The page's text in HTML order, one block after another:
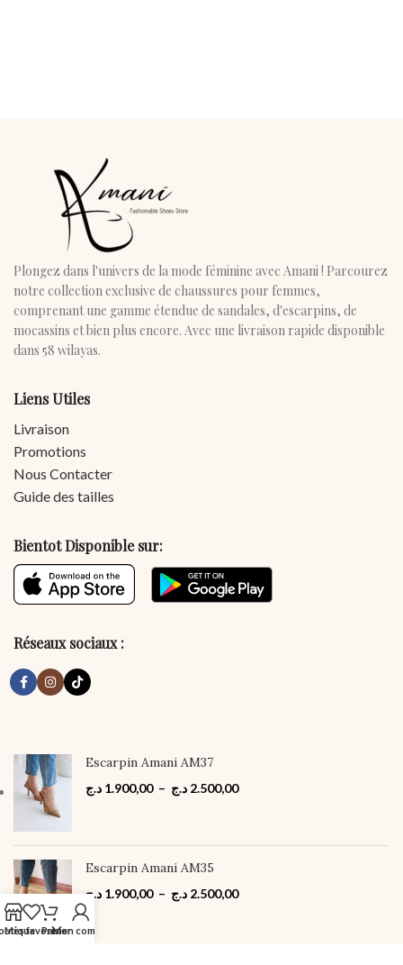
Plongez dans l'univers de la mode féminine avec Amani ! Parcourez
notre collection exclusive de chaussures pour femmes,
comprenant une gamme étendue de sandales, d'escarpins, de
mocassins et bien plus encore. Avec une livraison rapide disponible
dans 58 wilayas.
Liens Utiles
Livraison
Promotions
Nous Contacter
Guide des tailles
Bientot Disponible sur:
Réseaux sociaux :
Escarpin Amani AM37
1.900,00 د.ج – 2.500,00 د.ج
Escarpin Amani AM35
1.900,00 د.ج – 2.500,00 د.ج
Mes favoris
Panier
Mon compte